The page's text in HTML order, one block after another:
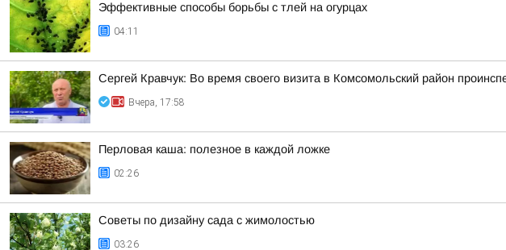
Эффективные способы борьбы с тлей на огурцах
04:11
Сергей Кравчук: Во время своего визита в Комсомольский район
Вчера, 17:58
Перловая каша: полезное в каждой ложке
02:26
Советы по дизайну сада с жимолостью
03:26